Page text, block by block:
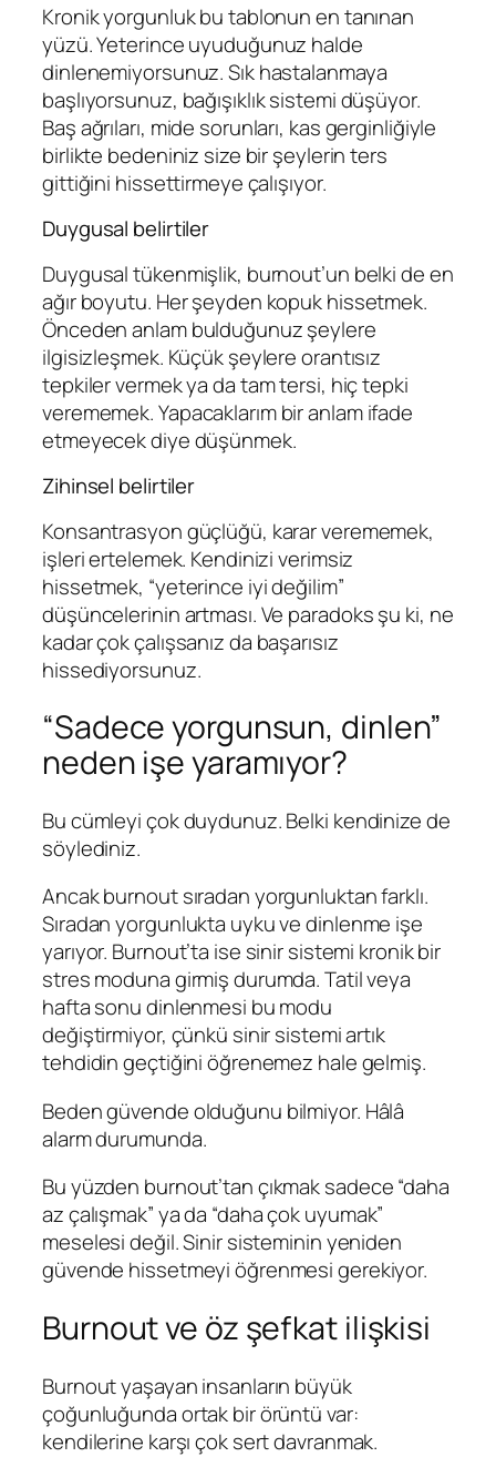
Kronik yorgunluk bu tablonun en tanınan
yüzü. Yeterince uyuduğunuz halde
dinlenemiyorsunuz. Sık hastalanmaya
başlıyorsunuz, bağışıklık sistemi düşüyor.
Baş ağrıları, mide sorunları, kas gerginliğiyle
birlikte bedeniniz size bir şeylerin ters
gittiğini hissettirmeye çalışıyor.
Duygusal belirtiler
Duygusal tükenmişlik, burnout’un belki de en
ağır boyutu. Her şeyden kopuk hissetmek.
Önceden anlam bulduğunuz şeylere
ilgisizleşmek. Küçük şeylere orantısız
tepkiler vermek ya da tam tersi, hiç tepki
verememek. Yapacaklarım bir anlam ifade
etmeyecek diye düşünmek.
Zihinsel belirtiler
Konsantrasyon güçlüğü, karar verememek,
işleri ertelemek. Kendinizi verimsiz
hissetmek, “yeterince iyi değilim”
düşüncelerinin artması. Ve paradoks şu ki, ne
kadar çok çalışsanız da başarısız
hissediyorsunuz.
“Sadece yorgunsun, dinlen”
neden işe yaramıyor?
Bu cümleyi çok duydunuz. Belki kendinize de
söylediniz.
Ancak burnout sıradan yorgunluktan farklı.
Sıradan yorgunlukta uyku ve dinlenme işe
yarıyor. Burnout’ta ise sinir sistemi kronik bir
stres moduna girmiş durumda. Tatil veya
hafta sonu dinlenmesi bu modu
değiştirmiyor, çünkü sinir sistemi artık
tehdidin geçtiğini öğrenemez hale gelmiş.
Beden güvende olduğunu bilmiyor. Hâlâ
alarm durumunda.
Bu yüzden burnout’tan çıkmak sadece “daha
az çalışmak” ya da “daha çok uyumak”
meselesi değil. Sinir sisteminin yeniden
güvende hissetmeyi öğrenmesi gerekiyor.
Burnout ve öz şefkat ilişkisi
Burnout yaşayan insanların büyük
çoğunluğunda ortak bir örüntü var:
kendilerine karşı çok sert davranmak.